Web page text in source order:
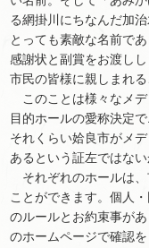
る網掛川にちなんだ加
とっても素敵な名前で
感謝状と副賞をお渡し
市民の皆様に親しまれる
このことは様々なメデ
目的ホールの愛称決定
それくらい姶良市がメ
あるという証左ではない
それぞれのホールは、
ことができます。個人
のルールとお約束事が
のホームページで確認